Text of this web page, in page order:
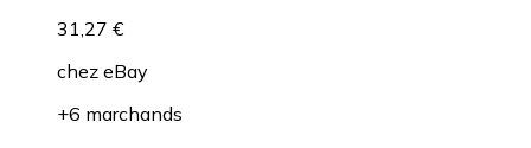
31,27 €
chez eBay
+6 marchands